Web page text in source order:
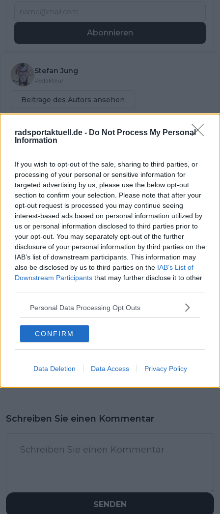
radsportaktuell.de - Do Not Process My Personal
Information
If you wish to opt-out of the sale, sharing to third parties, or
processing of your personal or sensitive information for
targeted advertising by us, please use the below opt-out
section to confirm your selection. Please note that after your
opt-out request is processed you may continue seeing
interest-based ads based on personal information utilized by
us or personal information disclosed to third parties prior to
your opt-out. You may separately opt-out of the further
disclosure of your personal information by third parties on the
IAB’s list of downstream participants. This information may
also be disclosed by us to third parties on the IAB’s List of
Downstream Participants that may further disclose it to other
Personal Data Processing Opt Outs
CONFIRM
Data Deletion Data Access Privacy Policy
Abonnieren
Stefan Jung
Redakteur
Beiträge des Autors ansehen
Besucher 0
Vorheriger Artikel
„In ein paar Tagen
sind wir in Spanien –
erst dort beginnt für
mich die "echte
Vuelta“ – Vuelta-
Anwärter verwirrt
über
ungewöhnlichen
Start im Ausland
Nächster Artikel
„Die Vuelta-Macher
sollten mal in den
Spiegel schauen“ –
Belgischer Experte
über die ‚extreme‘
Strecke, Pogacars
Absenz und den
Kampf Vingegaard vs.
UAE
Schreiben Sie einen Kommentar
SENDEN